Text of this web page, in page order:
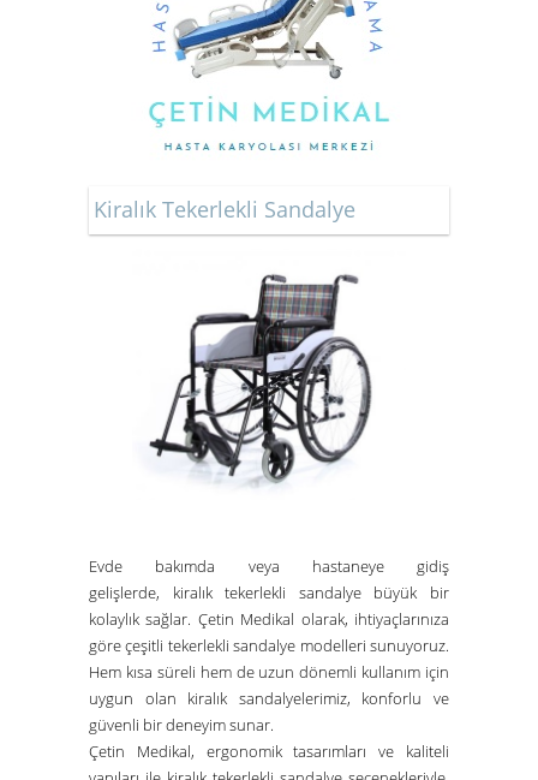
Kiralık Tekerlekli Sandalye
Evde bakımda veya hastaneye gidiş
gelişlerde, kiralık tekerlekli sandalyebüyük bir
kolaylık sağlar. Çetin Medikal olarak, ihtiyaçlarınıza
göre çeşitli tekerlekli sandalye modelleri sunuyoruz.
Hem kısa süreli hem de uzun dönemli kullanım için
uygun olan kiralık sandalyelerimiz, konforlu ve
güvenli bir deneyim sunar.
Çetin Medikal, ergonomik tasarımları ve kaliteli